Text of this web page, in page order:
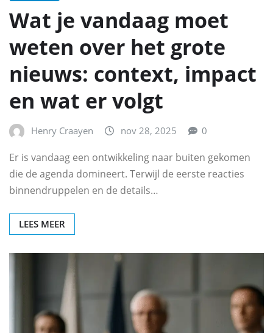
Wat je vandaag moet
weten over het grote
nieuws: context, impact
en wat er volgt
Henry Craayen nov 28, 2025 0
Er is vandaag een ontwikkeling naar buiten gekomen
die de agenda domineert. Terwijl de eerste reacties
binnendruppelen en de details…
LEES MEER